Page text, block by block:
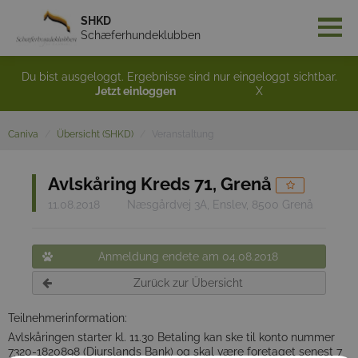
SHKD
Schæferhundeklubben
Du bist ausgeloggt. Ergebnisse sind nur eingeloggt sichtbar.
Jetzt einloggen
X
Caniva Übersicht (SHKD)
Avlskåring Kreds 71, Grenå
11.08.2018 Næsgårdvej 3A, Enslev, 8500 Grenå
Anmeldung endete am 04.08.2018
Zurück zur Übersicht
Teilnehmerinformation:
Avlskåringen starter kl. 11.30 Betaling kan ske til konto nummer
7320-1820898 (Djurslands Bank) og skal være foretaget senest 7